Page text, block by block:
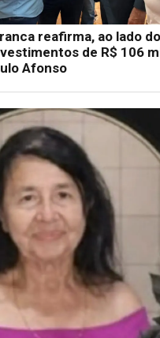
reafirma, ao lado
de R$ 106
Afonso